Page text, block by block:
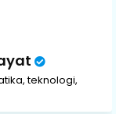
teknologi,